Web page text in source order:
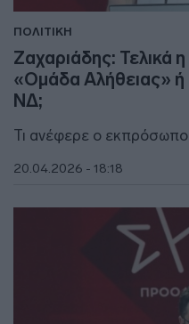
ΠΟΛΙΤΙΚΗ
Ζαχαριάδης: Τελικά
«Ομάδα Αλήθειας»
ΝΔ;
Τι ανέφερε ο
20.04.2026 - 18:18